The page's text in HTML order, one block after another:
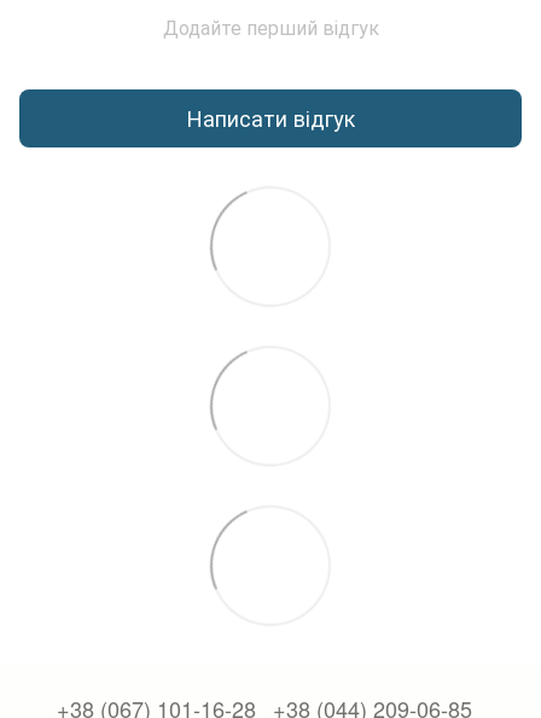
Додайте перший відгук
Написати відгук
+38 (067) 101-16-28 +38 (044) 209-06-85